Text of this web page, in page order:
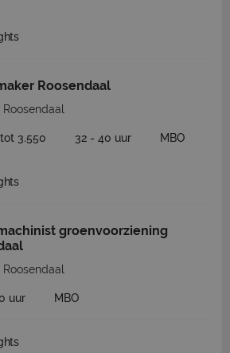
Roosendaal
Roosendaal
3.550 32 - 40 uur MBO
groenvoorziening
Roosendaal
uur MBO